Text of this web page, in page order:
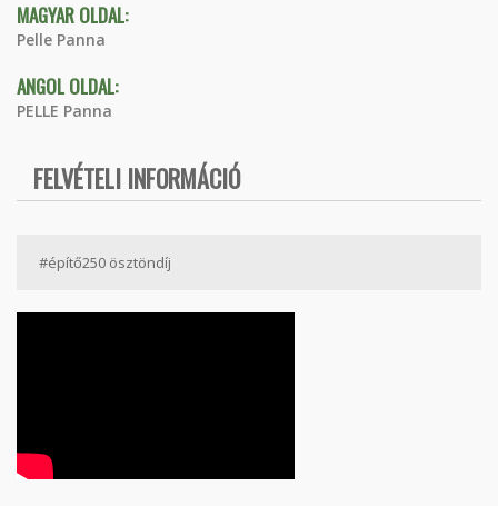
MAGYAR OLDAL:
Pelle Panna
ANGOL OLDAL:
PELLE Panna
FELVÉTELI INFORMÁCIÓ
#építő250 ösztöndíj